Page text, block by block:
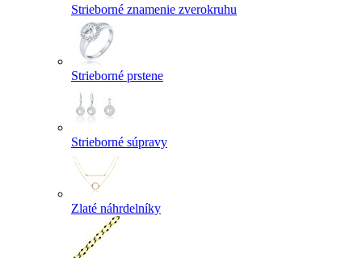
Strieborné znamenie zverokruhu
Strieborné prstene
Strieborné súpravy
Zlaté náhrdelníky